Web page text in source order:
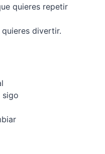
quieres repetir
divertir.
sigo